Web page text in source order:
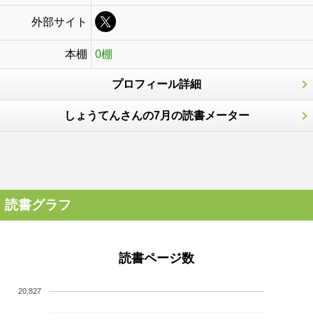
外部サイト
本棚 0棚
プロフィール詳細
しょうてんさんの7月の読書メーター
読書グラフ
読書ページ数
20,827